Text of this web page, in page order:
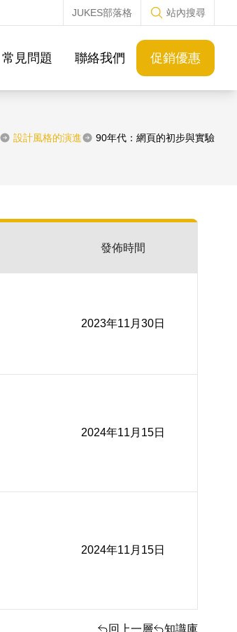
JUKES部落格 站內搜尋
常見問題 聯絡我們 促銷優惠
設計風格的演進 90年代：網頁的初步與實驗
發佈時間
2023年11月30日
2024年11月15日
2024年11月15日
回上一層 知識庫